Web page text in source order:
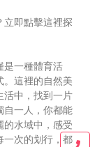
立即點擊這裡探
是一種體育活
。這裡的自然美
活中，找到一片
自一人，你都能
的水域中，感受
一次的划行，都